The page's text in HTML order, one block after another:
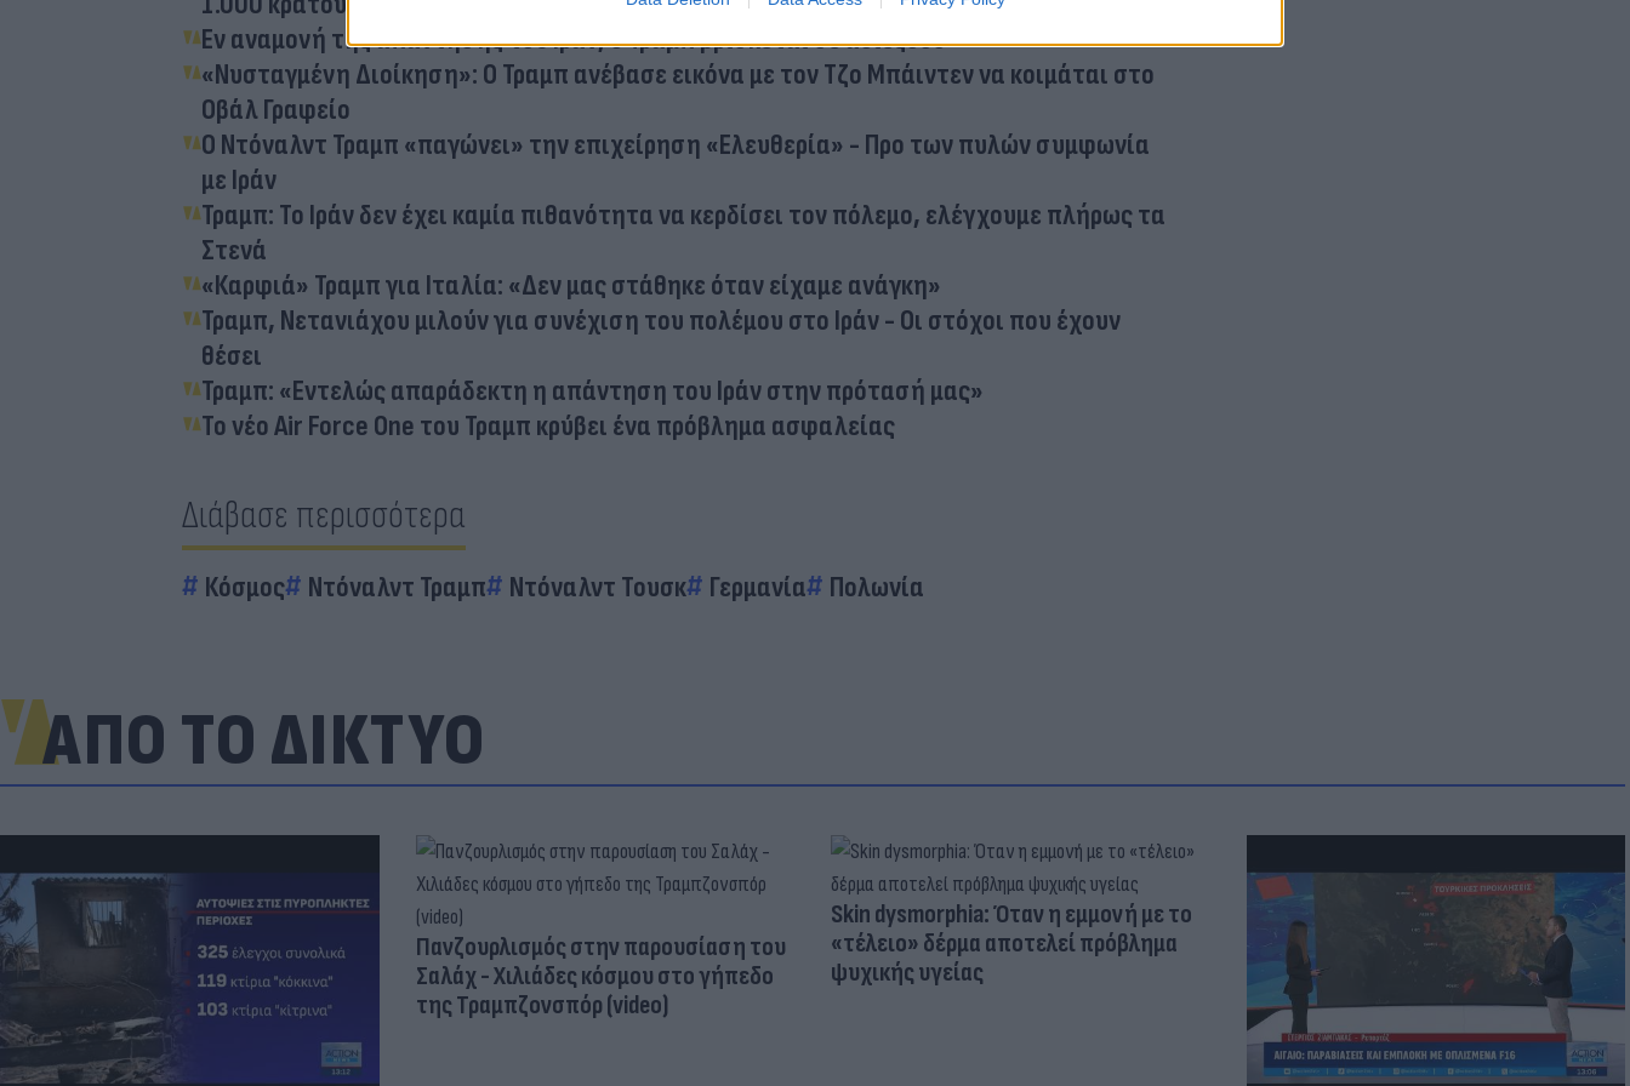
Εν αναμονή της απάντησης του Ιράν, ο Τραμπ βρίσκεται σε αδιέξοδο
«Νυσταγμένη Διοίκηση»: Ο Τραμπ ανέβασε εικόνα με τον Τζο Μπάιντεν να κοιμάται στο
Οβάλ Γραφείο
Ο Ντόναλντ Τραμπ «παγώνει» την επιχείρηση «Ελευθερία» - Προ των πυλών συμφωνία
με Ιράν
Τραμπ: Το Ιράν δεν έχει καμία πιθανότητα να κερδίσει τον πόλεμο, ελέγχουμε πλήρως τα
Στενά
«Καρφιά» Τραμπ για Ιταλία: «Δεν μας στάθηκε όταν είχαμε ανάγκη»
Τραμπ, Νετανιάχου μιλούν για συνέχιση του πολέμου στο Ιράν - Οι στόχοι που έχουν
θέσει
Τραμπ: «Εντελώς απαράδεκτη η απάντηση του Ιράν στην πρότασή μας»
Το νέο Air Force One του Τραμπ κρύβει ένα πρόβλημα ασφαλείας
Διάβασε περισσότερα
Κόσμος Ντόναλντ Τραμπ Ντόναλντ Τουσκ Γερμανία Πολωνία
ΑΠΟ ΤΟ ΔΙΚΤΥΟ
Πανζουρλισμός στην παρουσίαση του
Σαλάχ - Χιλιάδες κόσμου στο γήπεδο
της Τραμπζονσπόρ (video)
Skin dysmorphia: Όταν η εμμονή με το
«τέλειο» δέρμα αποτελεί πρόβλημα
ψυχικής υγείας